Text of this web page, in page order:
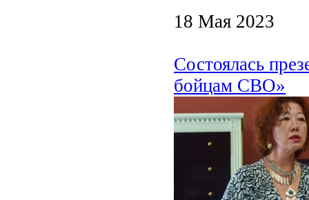
18 Мая 2023
Состоялась
бойцам СВО»